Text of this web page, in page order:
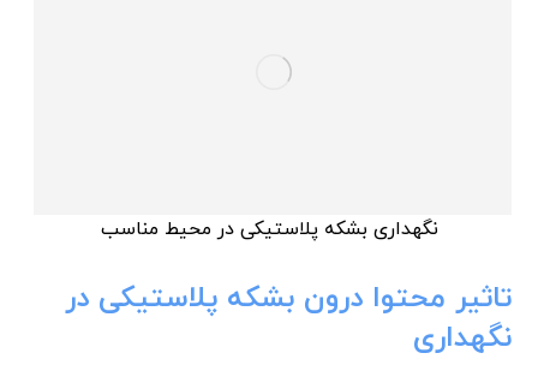
نگهداری بشکه پلاستیکی در محیط مناسب
تاثیر محتوا درون بشکه پلاستیکی در
نگهداری